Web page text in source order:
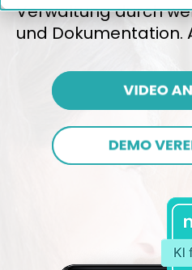
nooa schafft Zeit für
und Dokumentation.